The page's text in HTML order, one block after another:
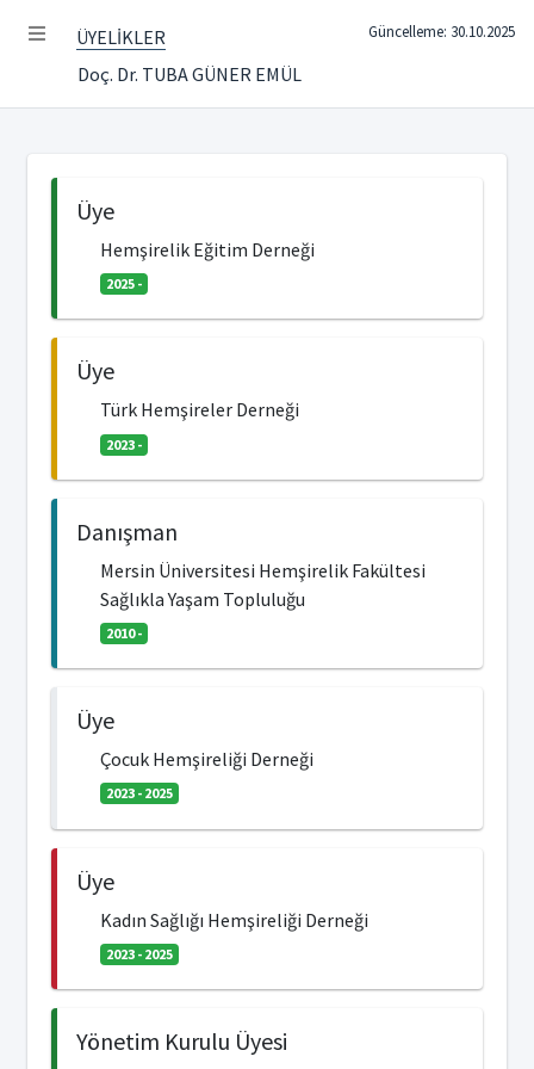
ÜYELİKLER
Doç. Dr. TUBA GÜNER EMÜL
Güncelleme: 30.10.2025
Üye
Hemşirelik Eğitim Derneği
2025 -
Üye
Türk Hemşireler Derneği
2023 -
Danışman
Mersin Üniversitesi Hemşirelik Fakültesi
Sağlıkla Yaşam Topluluğu
2010 -
Üye
Çocuk Hemşireliği Derneği
2023 - 2025
Üye
Kadın Sağlığı Hemşireliği Derneği
2023 - 2025
Yönetim Kurulu Üyesi